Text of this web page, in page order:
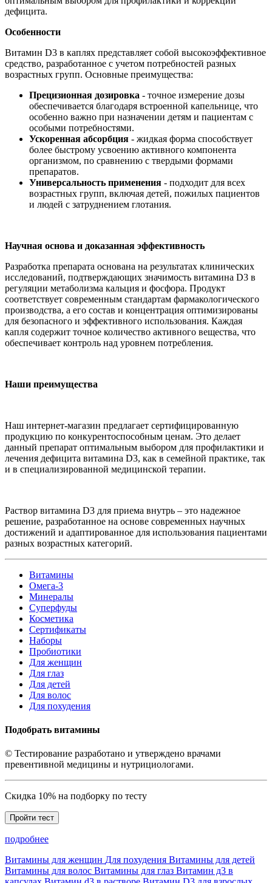
дефицита.
Особенности
Витамин D3 в каплях представляет собой высокоэффективное
средство, разработанное с учетом потребностей разных
возрастных групп. Основные преимущества:
Прецизионная дозировка - точное измерение дозы
обеспечивается благодаря встроенной капельнице, что
особенно важно при назначении детям и пациентам с
особыми потребностями.
Ускоренная абсорбция - жидкая форма способствует
более быстрому усвоению активного компонента
организмом, по сравнению с твердыми формами
препаратов.
Универсальность применения - подходит для всех
возрастных групп, включая детей, пожилых пациентов
и людей с затруднением глотания.
Научная основа и доказанная эффективность
Разработка препарата основана на результатах клинических
исследований, подтверждающих значимость витамина D3 в
регуляции метаболизма кальция и фосфора. Продукт
соответствует современным стандартам фармакологического
производства, а его состав и концентрация оптимизированы
для безопасного и эффективного использования. Каждая
капля содержит точное количество активного вещества, что
обеспечивает контроль над уровнем потребления.
Наши преимущества
Наш интернет-магазин предлагает сертифицированную
продукцию по конкурентоспособным ценам. Это делает
данный препарат оптимальным выбором для профилактики и
лечения дефицита витамина D3, как в семейной практике, так
и в специализированной медицинской терапии.
Раствор витамина D3 для приема внутрь – это надежное
решение, разработанное на основе современных научных
достижений и адаптированное для использования пациентами
разных возрастных категорий.
Витамины
Омега-3
Минералы
Суперфуды
Косметика
Сертификаты
Наборы
Пробиотики
Для женщин
Для глаз
Для детей
Для волос
Для похудения
Подобрать витамины
© Тестирование разработано и утверждено врачами
превентивной медицины и нутрициологами.
Скидка 10% на подборку по тесту
Пройти тест
подробнее
Витамины для женщин Для похудения Витамины для детей
Витамины для волос Витамины для глаз Витамин д3 в